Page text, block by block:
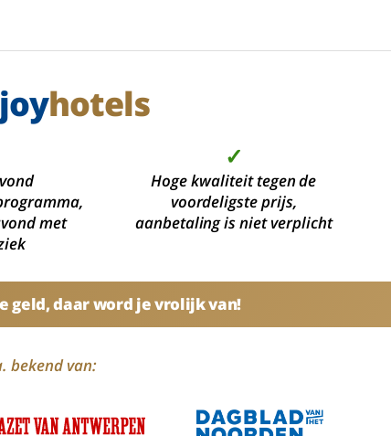
hotels
met
✓
Hoge kwaliteit tegen de
voordeligste prijs,
aanbetaling is niet verplicht
geld, daar word je vrolijk van!
bekend van: